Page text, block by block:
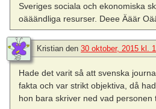
Sveriges sociala och ekonomiska
oääändliga resurser. Deee Ääär
Kristian den 30 oktober, 2015 kl.
Hade det varit så att svenska
fakta och var strikt objektiva, då
hon bara skriver ned vad personen